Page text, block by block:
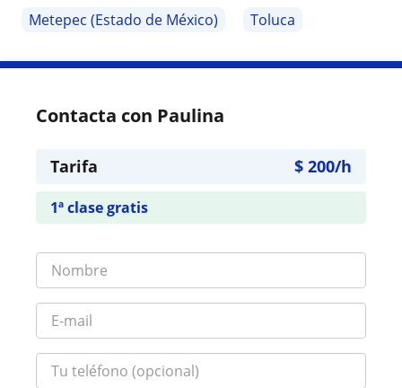
Metepec (Estado de México) Toluca
Contacta con Paulina
Tarifa $ 200/h
1ª clase gratis